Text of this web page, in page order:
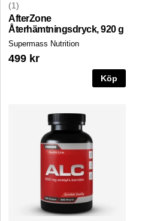
1
AfterZone
Återhämtningsdryck, 920 g
Supermass Nutrition
499 kr
Köp